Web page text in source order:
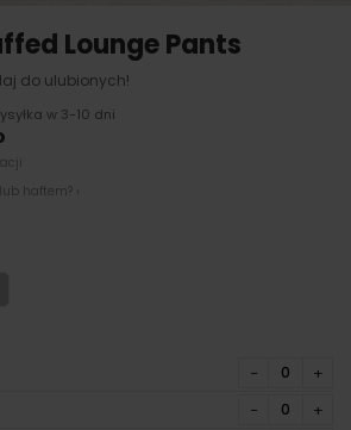
Lounge Pants
do ulubionych!
w 3-10 dni
haftem? ›
− +
− +